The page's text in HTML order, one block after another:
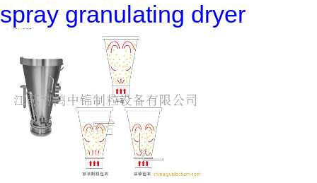
spray granulating dryer